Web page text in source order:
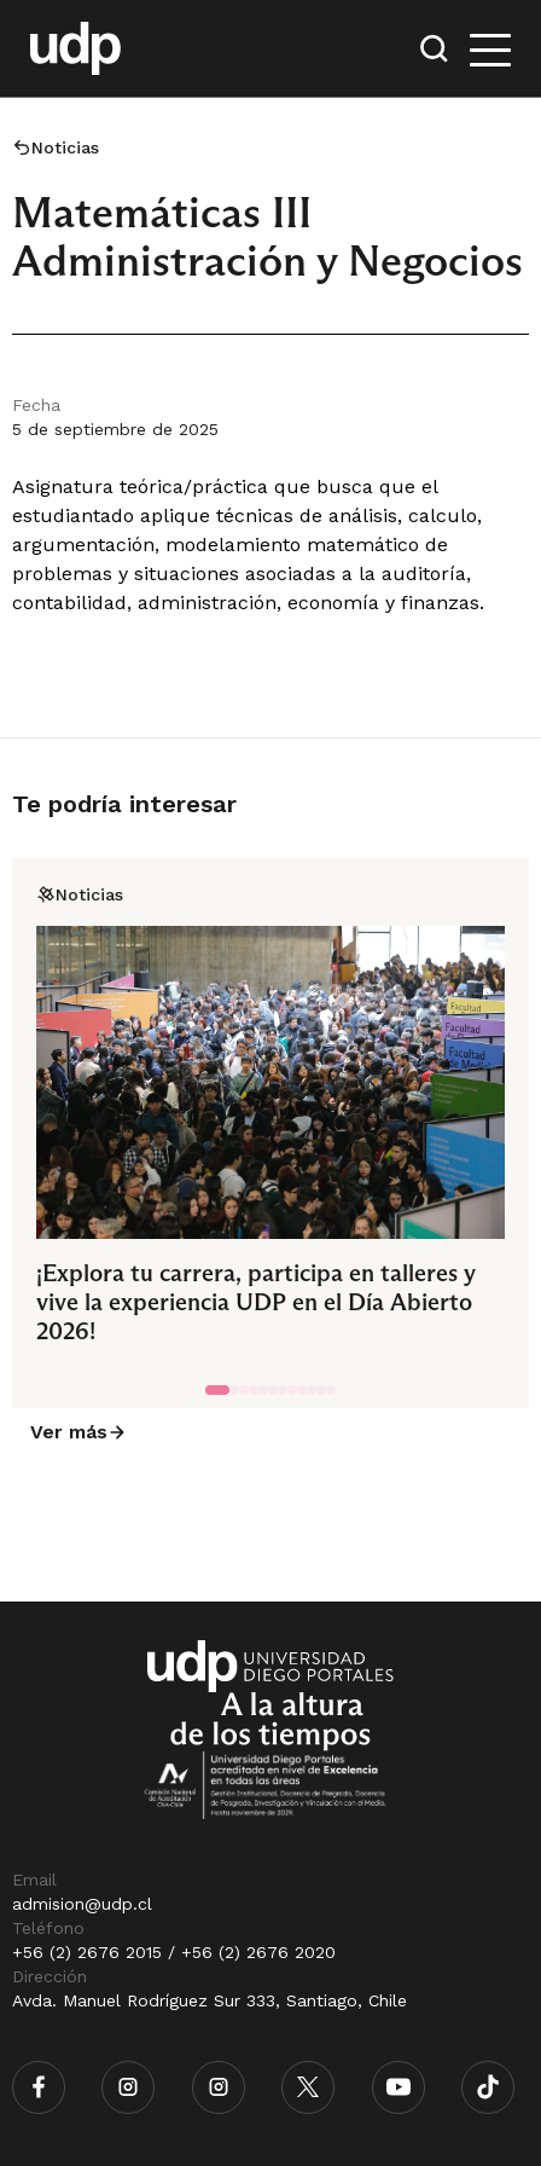
Noticias
Matemáticas III
Administración y Negocios
Fecha
5 de septiembre de 2025
Asignatura teórica/práctica que busca que el
estudiantado aplique técnicas de análisis, calculo,
argumentación, modelamiento matemático de
problemas y situaciones asociadas a la auditoría,
contabilidad, administración, economía y finanzas.
Te podría interesar
Noticias
¡Explora tu carrera, participa en talleres y
vive la experiencia UDP en el Día Abierto
2026!
Ver más
Email
admision@udp.cl
Teléfono
+56 (2) 2676 2015 / +56 (2) 2676 2020
Dirección
Avda. Manuel Rodríguez Sur 333, Santiago, Chile